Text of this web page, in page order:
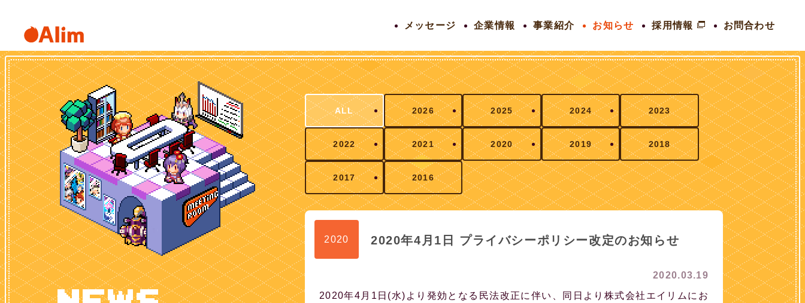
メッセージ 企業情報 事業紹介 お知らせ 採用情報 お問合わせ
ALL 2026 2025 2024 2023
2022 2021 2020 2019 2018
2017 2016
2020 2020年4月1日 プライバシーポリシー改定のお知らせ
2020.03.19
2020年4月1日(水)より発効となる民法改正に伴い、同日より株式会社エイリムにお